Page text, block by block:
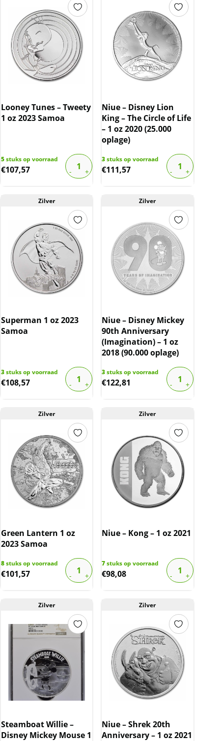
Looney Tunes – Tweety
1 oz 2023 Samoa
5stuks op voorraad
€107,57
Niue – Disney Lion
King – The Circle of Life
– 1 oz 2020 (25.000
oplage)
3stuks op voorraad
€111,57
Zilver
Superman 1 oz 2023
Samoa
3stuks op voorraad
€108,57
Zilver
Niue – Disney Mickey
90th Anniversary
(Imagination) – 1 oz
2018 (90.000 oplage)
3stuks op voorraad
€122,81
Zilver
Green Lantern 1 oz
2023 Samoa
8stuks op voorraad
€101,57
Zilver
Niue – Kong – 1 oz 2021
7stuks op voorraad
€98,08
Zilver
Steamboat Willie –
Disney Mickey Mouse 1
Zilver
Niue – Shrek 20th
Anniversary – 1 oz 2021